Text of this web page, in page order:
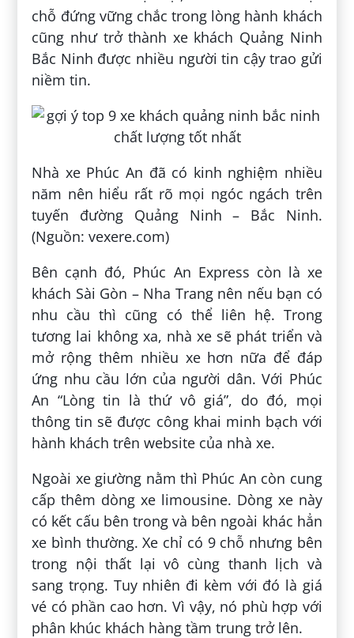
chỗ đứng vững chắc trong lòng hành khách
cũng như trở thành xe khách Quảng Ninh
Bắc Ninh được nhiều người tin cậy trao gửi
niềm tin.
Nhà xe Phúc An đã có kinh nghiệm nhiều
năm nên hiểu rất rõ mọi ngóc ngách trên
tuyến đường Quảng Ninh – Bắc Ninh.
(Nguồn: vexere.com)
Bên cạnh đó, Phúc An Express còn là xe
khách Sài Gòn – Nha Trang nên nếu bạn có
nhu cầu thì cũng có thể liên hệ. Trong
tương lai không xa, nhà xe sẽ phát triển và
mở rộng thêm nhiều xe hơn nữa để đáp
ứng nhu cầu lớn của người dân. Với Phúc
An “Lòng tin là thứ vô giá”, do đó, mọi
thông tin sẽ được công khai minh bạch với
hành khách trên website của nhà xe.
Ngoài xe giường nằm thì Phúc An còn cung
cấp thêm dòng xe limousine. Dòng xe này
có kết cấu bên trong và bên ngoài khác hẳn
xe bình thường. Xe chỉ có 9 chỗ nhưng bên
trong nội thất lại vô cùng thanh lịch và
sang trọng. Tuy nhiên đi kèm với đó là giá
vé có phần cao hơn. Vì vậy, nó phù hợp với
phân khúc khách hàng tầm trung trở lên.